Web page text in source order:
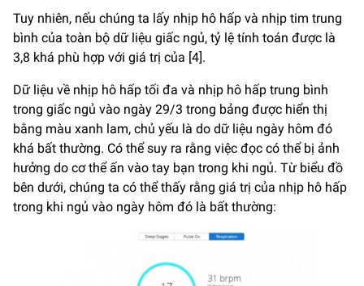
Tuy nhiên, nếu chúng ta lấy nhịp hô hấp và nhịp tim trung
bình của toàn bộ dữ liệu giấc ngủ, tỷ lệ tính toán được là
3,8 khá phù hợp với giá trị của [4].
Dữ liệu về nhịp hô hấp tối đa và nhịp hô hấp trung bình
trong giấc ngủ vào ngày 29/3 trong bảng được hiển thị
bằng màu xanh lam, chủ yếu là do dữ liệu ngày hôm đó
khá bất thường. Có thể suy ra rằng việc đọc có thể bị ảnh
hưởng do cơ thể ấn vào tay bạn trong khi ngủ. Từ biểu đồ
bên dưới, chúng ta có thể thấy rằng giá trị của nhịp hô hấp
trong khi ngủ vào ngày hôm đó là bất thường: